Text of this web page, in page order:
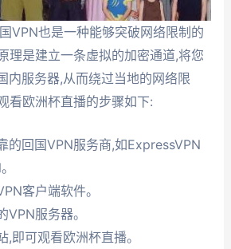
VPN也是一种能够突破网络限制的
理是建立一条虚拟的加密通道,将您
内服务器,从而绕过当地的网络限
看欧洲杯直播的步骤如下:
的回国VPN服务商,如ExpressVPN
客户端软件。
VPN服务器。
,即可观看欧洲杯直播。